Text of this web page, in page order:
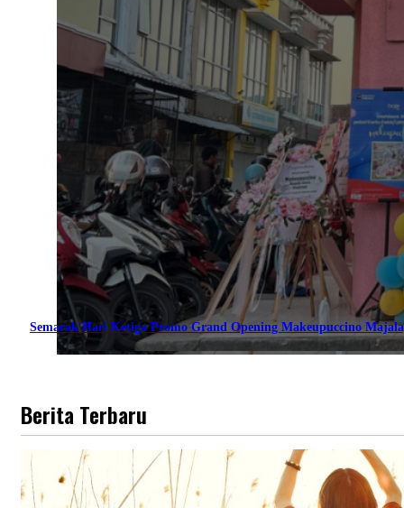
Semarak Hari Ketiga Promo Grand Opening Makeupuccino
Berita Terbaru